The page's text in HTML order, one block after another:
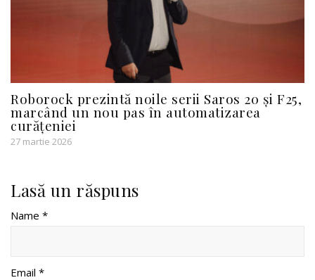
Roborock prezintă noile serii Saros 20 și F25,
marcând un nou pas în automatizarea
curățeniei
27 martie 2026
Lasă un răspuns
Name *
Email *